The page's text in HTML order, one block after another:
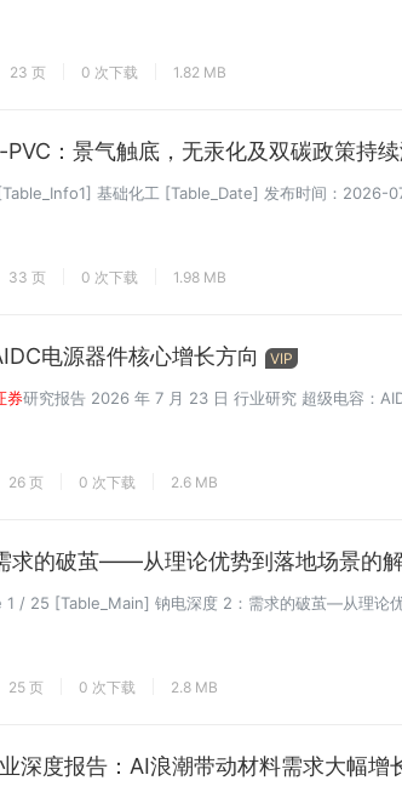
23 页 0 次下载 1.82 MB
：景气触底，无汞化及双碳政策持
基础化工 [Table_Date] 发布时间：
33 页 0 次下载 1.98 MB
电源器件核心增长方向 VIP
券研究报告 2026 年 7 月 23 日 行业研究 超级电容：
26 页 0 次下载 2.6 MB
求的破茧——从理论优势到落地场景的
1 / 25 [Table_Main] 钠电深度 2：需求的破茧—从理论
25 页 0 次下载 2.8 MB
深度报告：AI浪潮带动材料需求大幅